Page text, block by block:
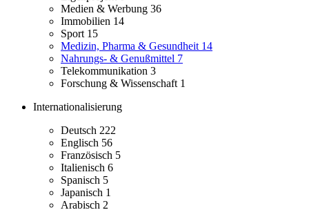
Medien & Werbung 36
Immobilien 14
Sport 15
Medizin, Pharma & Gesundheit 14
Nahrungs- & Genußmittel 7
Telekommunikation 3
Forschung & Wissenschaft 1
Internationalisierung
Deutsch 222
Englisch 56
Französisch 5
Italienisch 6
Spanisch 5
Japanisch 1
Arabisch 2